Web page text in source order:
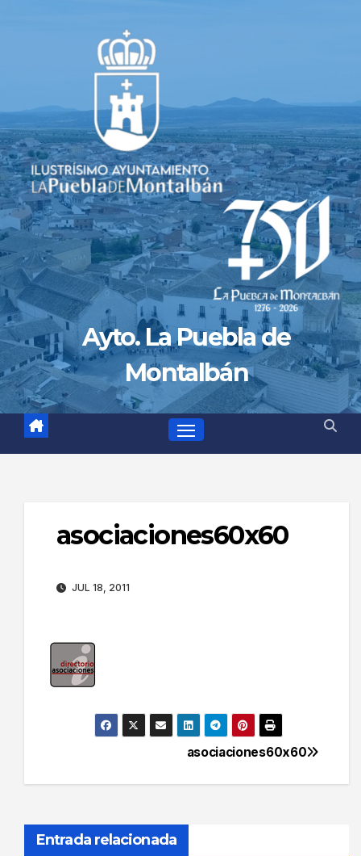
Ayto. La Puebla de
Montalbán
asociaciones60x60
JUL 18, 2011
Navegación
de
entradas
asociaciones60x60
Entrada relacionada